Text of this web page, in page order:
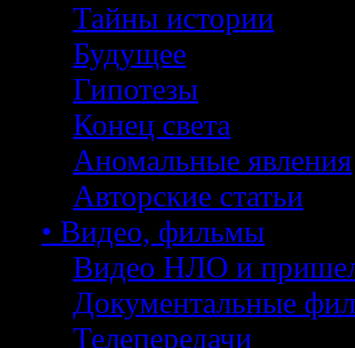
Тайны истории
Будущее
Гипотезы
Конец света
Аномальные явления
Авторские статьи
• Видео, фильмы
Видео НЛО и
Документальные
Телепередачи